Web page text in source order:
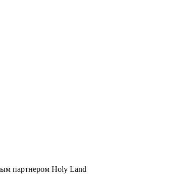
партнером Holy Land